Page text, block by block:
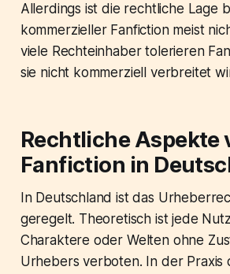
Allerdings ist die rechtliche Lage
kommerzieller Fanfiction meist
viele Rechteinhaber tolerieren
sie nicht kommerziell verbreitet
Rechtliche Aspekte
Fanfiction in
In Deutschland ist das
geregelt. Theoretisch ist jede
Charaktere oder Welten ohne
Urhebers verboten. In der Praxis